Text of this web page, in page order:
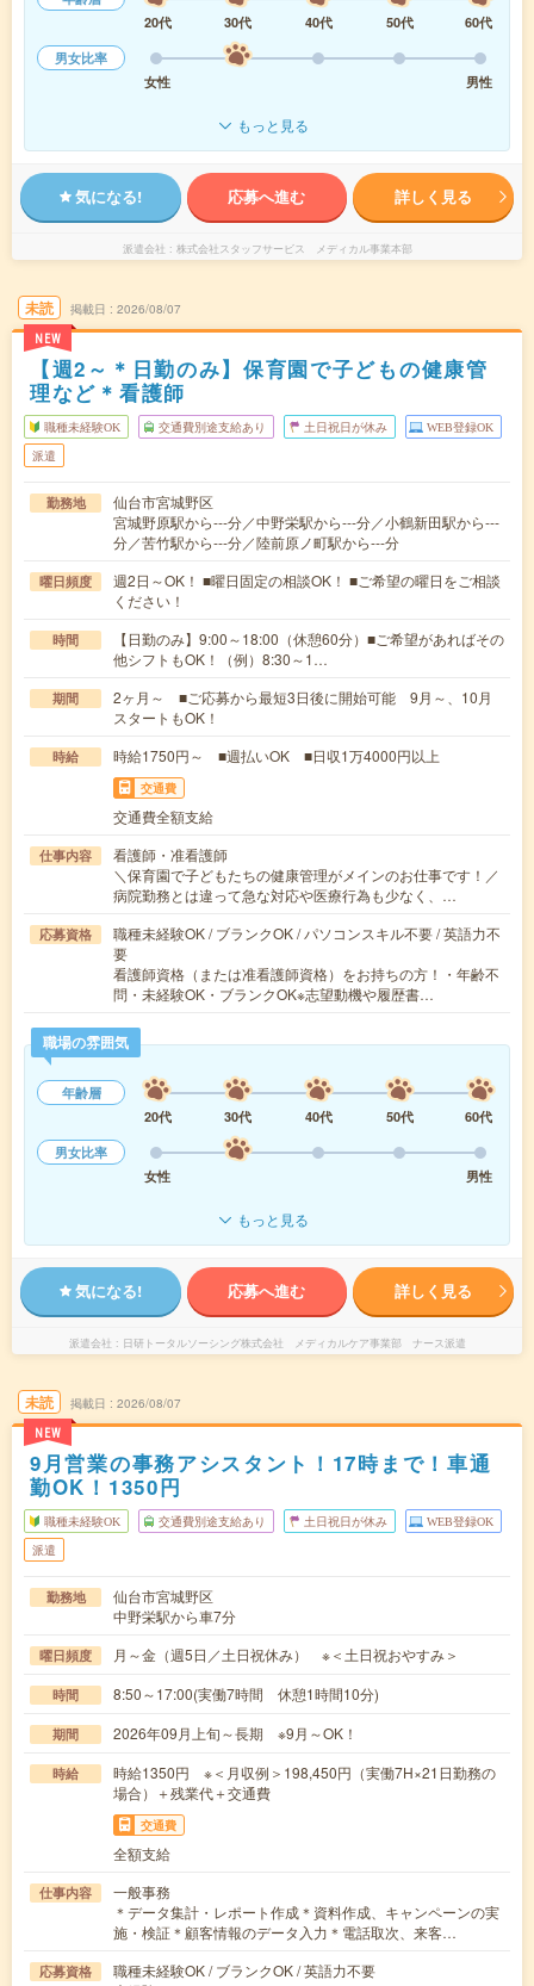
20代
30代 40代 50代
60代
男女比率
女性
男性
もっと見る
気になる! 応募へ進む 詳しく見る
派遣会社 株式会社スタッフサービス メディカル事業本部
未読
NEW
掲載日 2026/08/07
【週2～＊日勤のみ】保育園で子どもの健康管
理など＊看護師
職種未経験OK 交通費別途支給あり 土日祝日が休み WEB登録OK
派遣
勤務地
仙台市宮城野区
宮城野原駅から---分／中野栄駅から---分／小鶴新田駅から---
分／苦竹駅から---分／陸前原ノ町駅から---分
曜日頻度
週2日～OK！ ■曜日固定の相談OK！ ■ご希望の曜日をご相談
ください！
時間
【日勤のみ】9:00～18:00（休憩60分）■ご希望があればその
他シフトもOK！（例）8:30～1…
期間
2ヶ月～ ■ご応募から最短3日後に開始可能 9月～、10月
スタートもOK！
時給 時給1750円～ ■週払いOK ■日収1万4000円以上
交通費
交通費全額支給
仕事内容
看護師・准看護師
＼保育園で子どもたちの健康管理がメインのお仕事です！／
病院勤務とは違って急な対応や医療行為も少なく、…
応募資格
職種未経験OK / ブランクOK / パソコンスキル不要 / 英語力不
要
看護師資格（または准看護師資格）をお持ちの方！・年齢不
問・未経験OK・ブランクOK※志望動機や履歴書…
職場の雰囲気
年齢層
20代
30代 40代 50代
60代
男女比率
女性
男性
もっと見る
気になる! 応募へ進む 詳しく見る
派遣会社 日研トータルソーシング株式会社 メディカルケア事業部 ナース派遣
未読
NEW
掲載日 2026/08/07
9月営業の事務アシスタント！17時まで！車通
勤OK！1350円
職種未経験OK 交通費別途支給あり 土日祝日が休み WEB登録OK
派遣
勤務地
仙台市宮城野区
中野栄駅から車7分
曜日頻度 月～金（週5日／土日祝休み） ※＜土日祝おやすみ＞
時間 8:50～17:00(実働7時間 休憩1時間10分)
期間 2026年09月上旬～長期 ※9月～OK！
時給
時給1350円 ※＜月収例＞198,450円（実働7H×21日勤務の
場合）＋残業代＋交通費
交通費
全額支給
仕事内容
一般事務
＊データ集計・レポート作成＊資料作成、キャンペーンの実
施・検証＊顧客情報のデータ入力＊電話取次、来客…
応募資格
職種未経験OK / ブランクOK / 英語力不要